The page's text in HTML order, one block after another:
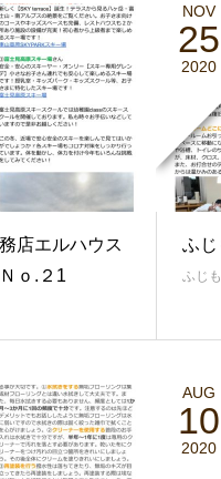
店エルハウス
ｏ.２1
NOV
25
2020
ふ
ふじ
AUG
10
2020